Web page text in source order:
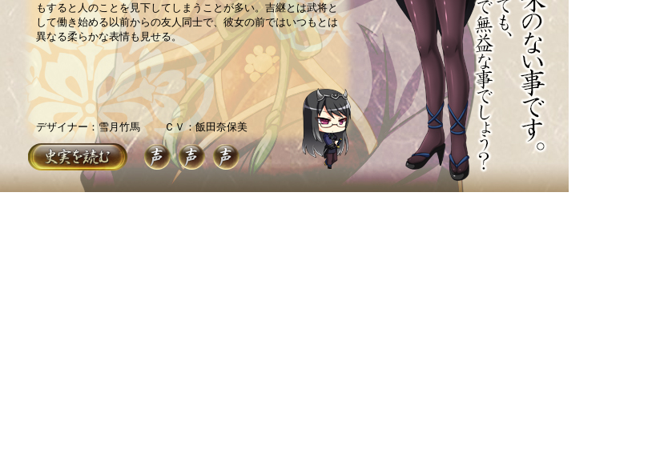
もすると人のことを見下してしまうことが多い。吉継とは武将と
して働き始める以前からの友人同士で、彼女の前ではいつもとは
異なる柔らかな表情も見せる。
デザイナー：雪月竹馬 ＣＶ：飯田奈保美